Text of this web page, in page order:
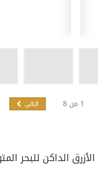
1 من 8 التالي
الداكن للبحر